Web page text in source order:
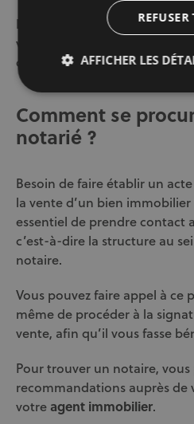
N’hésitez pas à demander
votre notaire avant de vous
de l’acte notarié.
Comment se
notarié ?
Besoin de faire établir un
la vente d’un bien
essentiel de prendre contact
c’est-à-dire la structure au
notaire.
Vous pouvez faire appel à ce
même de procéder à la
vente, afin qu’il vous fasse
Pour trouver un notaire,
recommandations auprès
votre agent immobilier.
REFUSER
AFFICHER LES